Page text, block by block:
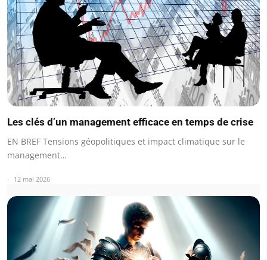
Les clés d’un management efficace en temps de crise
EN BREF Tensions géopolitiques et impact climatique sur le
management…
12 mai 2026